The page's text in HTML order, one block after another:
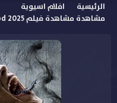
الرئيسية
افلام اسيوية
مشاهدة مشاهدة فيلم Black Blood 2025 مترجم